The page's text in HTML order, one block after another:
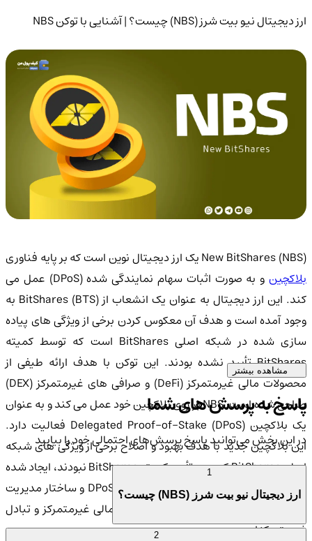
ارز دیجیتال نیو بیت شرز (NBS) چیست؟ | آشنایی با توکن NBS
New BitShares (NBS) یک ارز دیجیتال نوین است که بر پایه فناوری
بلاکچین
و به صورت اثبات سهام نمایندگی شده (DPoS) عمل می
کند. این ارز دیجیتال به عنوان یک انشعاب از BitShares (BTS) به
وجود آمده است و هدف آن معکوس کردن برخی از ویژگی های پیاده
سازی شده در شبکه اصلی BitShares است که توسط کمیته
BitShares تأیید نشده بودند. این توکن با هدف ارائه طیفی از
محصولات مالی غیرمتمرکز (DeFi) و صرافی های غیرمتمرکز (DEX)
طراحی شده است. NBS بر روی بلاکچین خود عمل می کند و به عنوان
یک بلاکچین Delegated Proof-of-Stake (DPoS) فعالیت دارد.
این بلاکچین جدید با هدف بهبود و اصلاح برخی از ویژگی های شبکه
اصلی BitShares که مورد تأیید کمیته BitShares نبودند، ایجاد شده
است. پلت فرم NBS با بهره گیری از اجماع DPoS و ساختار مدیریت
سازمانی DAO، به دنبال ارائه راه حل های مالی غیرمتمرکز و تبادل
غیرمتمرکز است.
مشاهده بیشتر
پاسخ به پرسش های شما
در این بخش می‌توانید پاسخ پرسش‌های احتمالی خود را بیابید
ارز دیجیتال نیو بیت شرز (NBS) چیست؟